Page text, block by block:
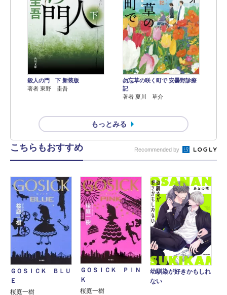
殺人の門 下 新装版
著者 東野 圭吾
勿忘草の咲く町で 安曇野診療
記
著者 夏川 草介
もっとみる
こちらもおすすめ Recommended by
ＧＯＳＩＣＫ ＢＬＵ
Ｅ
桜庭一樹
ＧＯＳＩＣＫ ＰＩＮ
Ｋ
桜庭一樹
幼馴染が好きかもしれ
ない